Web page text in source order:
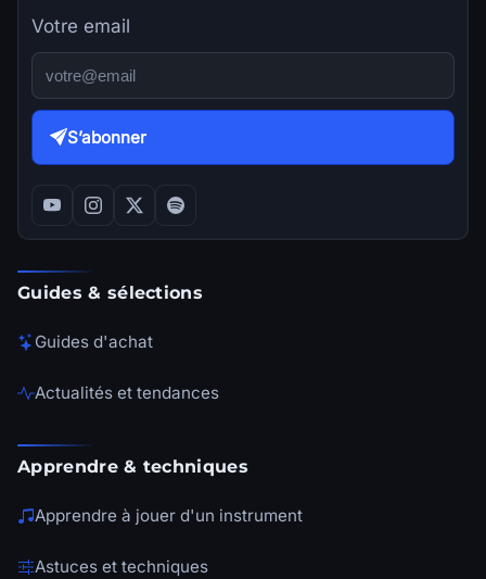
Votre email
S’abonner
Guides & sélections
Guides d'achat
Actualités et tendances
Apprendre & techniques
Apprendre à jouer d'un instrument
Astuces et techniques